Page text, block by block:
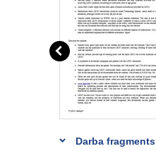
Darba fragments